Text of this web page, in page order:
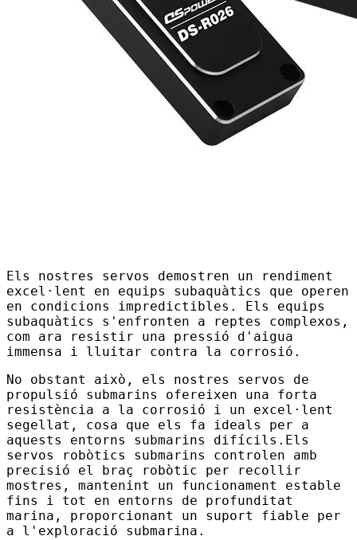
Els nostres servos demostren un rendiment
excel·lent en equips subaquàtics que operen
en condicions impredictibles. Els equips
subaquàtics s'enfronten a reptes complexos,
com ara resistir una pressió d'aigua
immensa i lluitar contra la corrosió.
No obstant això, els nostres servos de
propulsió submarins ofereixen una forta
resistència a la corrosió i un excel·lent
segellat, cosa que els fa ideals per a
aquests entorns submarins difícils. Els
servos robòtics submarins controlen amb
precisió el braç robòtic per recollir
mostres, mantenint un funcionament estable
fins i tot en entorns de profunditat
marina, proporcionant un suport fiable per
a l'exploració submarina.